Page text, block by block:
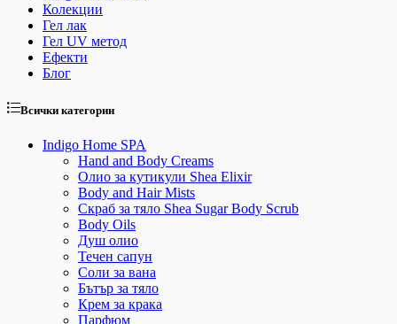
Колекции
Гел лак
Гел UV метод
Ефекти
Блог
Всички категории
Indigo Home SPA
Hand and Body Creams
Олио за кутикули Shea Elixir
Body and Hair Mists
Скраб за тяло Shea Sugar Body Scrub
Body Oils
Душ олио
Течен сапун
Соли за вана
Бътър за тяло
Крем за крака
Парфюм